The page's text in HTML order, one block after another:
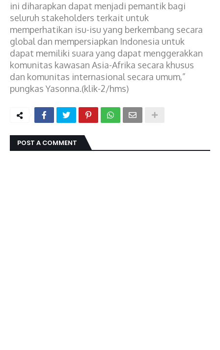
ini diharapkan dapat menjadi pemantik bagi
seluruh stakeholders terkait untuk
memperhatikan isu-isu yang berkembang secara
global dan mempersiapkan Indonesia untuk
dapat memiliki suara yang dapat menggerakkan
komunitas kawasan Asia-Afrika secara khusus
dan komunitas internasional secara umum,”
pungkas Yasonna.(klik-2/hms)
POST A COMMENT